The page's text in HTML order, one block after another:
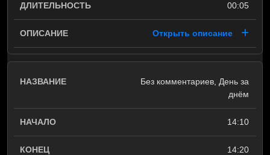
00:05
Открыть описание
Без комментариев, День за
днём
14:10
14:20